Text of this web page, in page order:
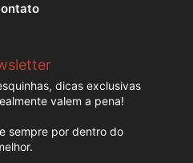
dicas exclusivas
valem a pena!
sempre por dentro do